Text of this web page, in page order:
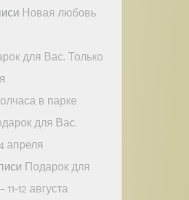
Новая любовь
для Вас. Только
в парке
для Вас.
апреля
Подарок для
12 августа